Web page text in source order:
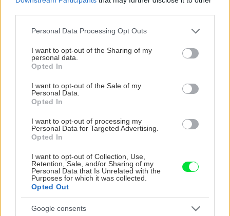
Please note that this website/app uses one or more Google
not limited to your visit or usage behaviour. You may click to
grant or deny consent to Google and its third-party tags to
use your data for below specified purposes in below Google
consent section.
Personal Data Processing Opt Outs
I want to opt-out of the Sharing of my
personal data.
Opted In
I want to opt-out of the Sale of my
Personal Data.
Opted In
I want to opt-out of processing my
Personal Data for Targeted Advertising.
Opted In
I want to opt-out of Collection, Use,
Retention, Sale, and/or Sharing of my
Personal Data that Is Unrelated with the
Purposes for which it was collected.
Opted Out
Google consents
odstrániť zálistky len raz. |Zdroj: Shutterstock
Úroda
Po dlhej starostlivosti o rastliny, keď ste ich
pravidelne polievali a pozorovali, sa môžete
tešiť na úrodu. Približne šesť až osem týždňov
po vysiatí semien sa začínajú objavovať prvé
plody. Presný čas zberu závisí od toho, na čo
chcete uhorky použiť. Šalátové uhorky môžete
zberať v závislosti od odrody, keď narastú do
veľkosti 20 až 30 cm.